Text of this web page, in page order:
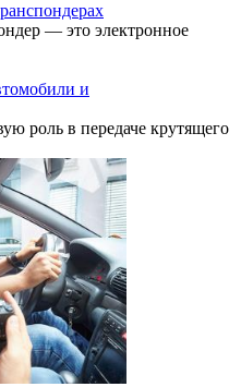
— это электронное
и
роль в передаче крутящего